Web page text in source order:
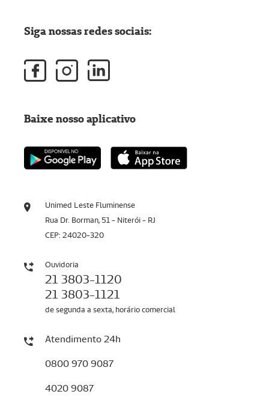
Unimed Leste Fluminense
Rua Dr. Borman, 51 - Niterói - RJ
CEP: 24020-320
Ouvidoria
21 3803-1120
21 3803-1121
de segunda a sexta, horário comercial
Atendimento 24h
0800 970 9087
4020 9087
Siga nossas redes sociais:
Baixe nosso aplicativo